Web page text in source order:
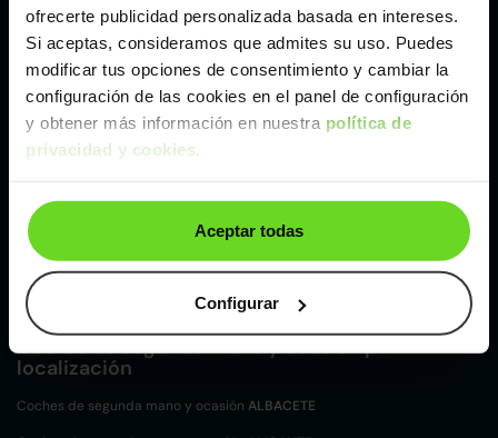
ofrecerte publicidad personalizada basada en intereses.
Si aceptas, consideramos que admites su uso. Puedes
modificar tus opciones de consentimiento y cambiar la
configuración de las cookies en el panel de configuración
y obtener más información en nuestra política de
privacidad y cookies.
Aceptar todas
Configurar
Málaga
Valencia
Ver Audi A3 de segunda mano y ocasión
Audi A3 de segunda mano y ocasión
Coches desegunda mano y ocasión por
localización
Coches de segunda mano y ocasión ALBACETE